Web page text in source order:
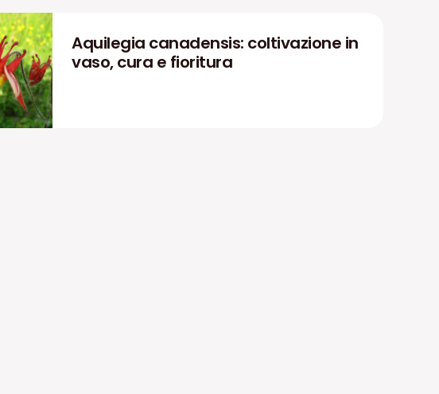
Aquilegia canadensis: coltivazione in
vaso, cura e fioritura